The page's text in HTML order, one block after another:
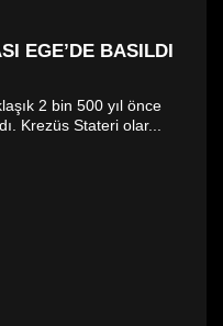
EGE’DE BASILDI
2 bin 500 yıl önce
Krezüs Stateri olar...